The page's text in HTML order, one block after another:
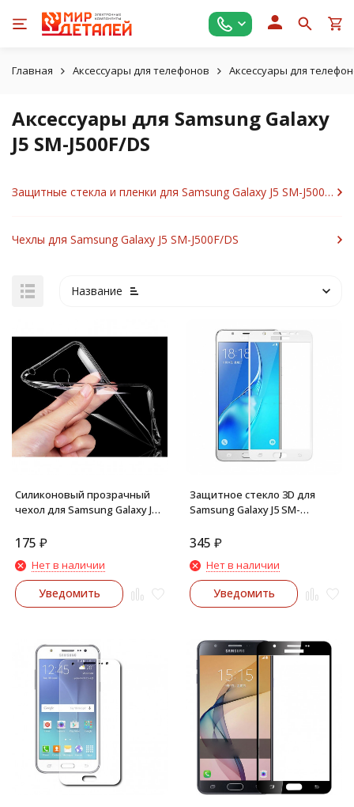
Главная Аксессуары для телефонов Аксессуары для
Аксессуары для Samsung Galaxy
J5 SM-J500F/DS
Защитные стекла и пленки для Samsung Galaxy J5 SM-J500F/DS
Чехлы для Samsung Galaxy J5 SM-J500F/DS
Название
Силиконовый прозрачный
чехол для Samsung Galaxy J5
175 ₽
Нет в наличии
Уведомить
Защитное стекло 3D для
Samsung Galaxy J5 SM-
345 ₽
Нет в наличии
Уведомить